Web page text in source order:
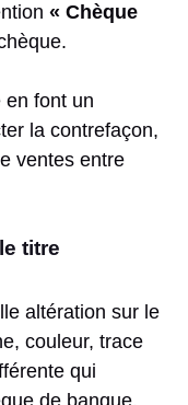
« Chèque
en font un
la contrefaçon,
ventes entre
titre
altération sur le
couleur, trace
qui